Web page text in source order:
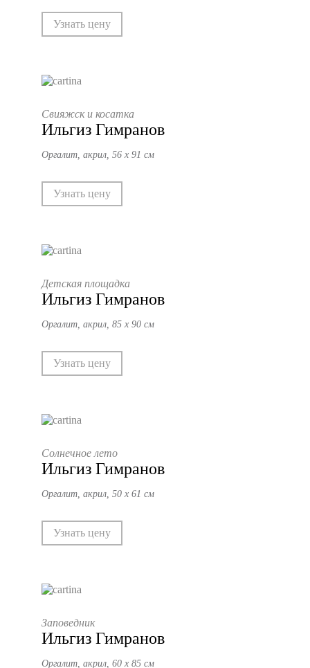
Узнать цену
Свияжск и косатка
Ильгиз Гимранов
Оргалит, акрил, 56 х 91 см
Узнать цену
Детская площадка
Ильгиз Гимранов
Оргалит, акрил, 85 х 90 см
Узнать цену
Солнечное лето
Ильгиз Гимранов
Оргалит, акрил, 50 х 61 см
Узнать цену
Заповедник
Ильгиз Гимранов
Оргалит, акрил, 60 х 85 см